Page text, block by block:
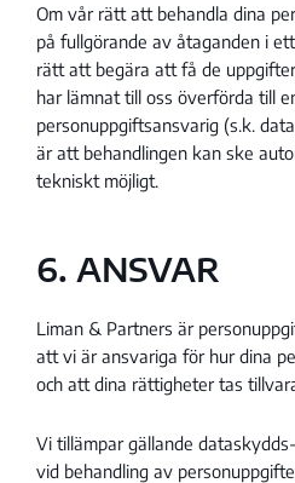
Om vår rätt att behandla dina
på fullgörande av åtaganden i
rätt att begära att få de
har lämnat till oss överförda till
personuppgiftsansvarig (s.k.
är att behandlingen kan ske
tekniskt möjligt.
6. ANSVAR
Liman & Partners är
att vi är ansvariga för hur dina
och att dina rättigheter tas
Vi tillämpar gällande
vid behandling av